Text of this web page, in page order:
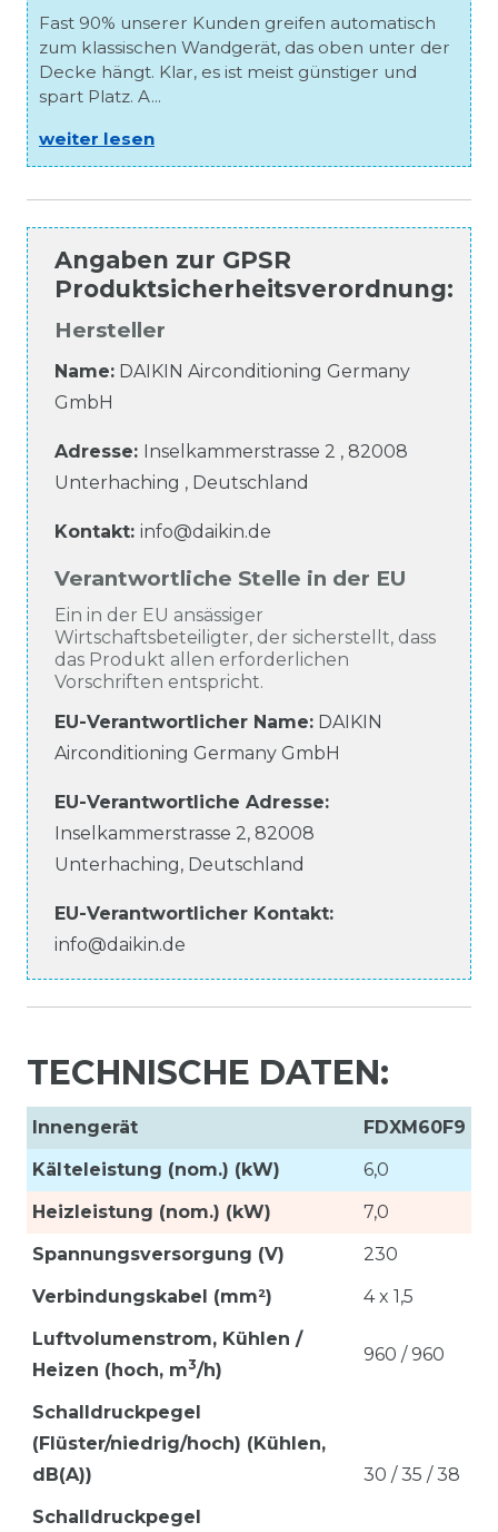
Fast 90% unserer Kunden greifen automatisch
zum klassischen Wandgerät, das oben unter der
Decke hängt. Klar, es ist meist günstiger und
spart Platz. A...
weiter lesen
Angaben zur GPSR
Produktsicherheitsverordnung:
Hersteller
Name: DAIKIN Airconditioning Germany
GmbH
Adresse: Inselkammerstrasse 2 , 82008
Unterhaching , Deutschland
Kontakt: info@daikin.de
Verantwortliche Stelle in der EU
Ein in der EU ansässiger
Wirtschaftsbeteiligter, der sicherstellt, dass
das Produkt allen erforderlichen
Vorschriften entspricht.
EU-Verantwortlicher Name: DAIKIN
Airconditioning Germany GmbH
EU-Verantwortliche Adresse:
Inselkammerstrasse 2, 82008
Unterhaching, Deutschland
EU-Verantwortlicher Kontakt:
info@daikin.de
TECHNISCHE DATEN:
Innengerät
FDXM60F9
Kälteleistung (nom.) (kW)
6,0
Heizleistung (nom.) (kW)
7,0
Spannungsversorgung (V)
230
Verbindungskabel (mm²)
4 x 1,5
Luftvolumenstrom, Kühlen /
Heizen (hoch, m3/h)
960 / 960
Schalldruckpegel
(Flüster/niedrig/hoch) (Kühlen,
dB(A))
30 / 35 / 38
Schalldruckpegel